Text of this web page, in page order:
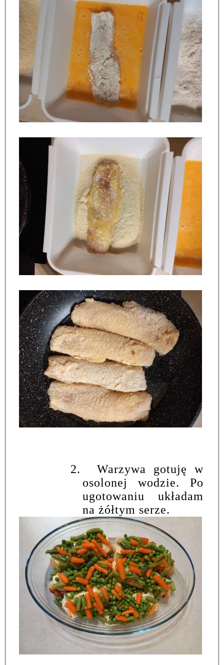
2.
Warzywa gotuję w
osolonej wodzie. Po
ugotowaniu układam
na żółtym serze.